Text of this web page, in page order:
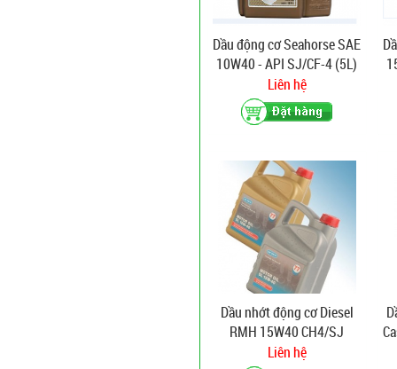
Dầu động cơ Seahorse SAE
10W40 - API SJ/CF-4 (5L)
Liên hệ
Dầu nhớt động cơ Diesel
RMH 15W40 CH4/SJ
Liên hệ